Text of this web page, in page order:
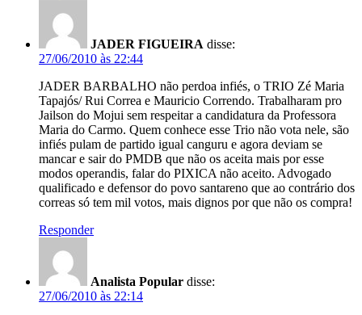
JADER FIGUEIRA disse:
27/06/2010 às 22:44
JADER BARBALHO não perdoa infiés, o TRIO Zé Maria
Tapajós/ Rui Correa e Mauricio Correndo. Trabalharam pro
Jailson do Mojui sem respeitar a candidatura da Professora
Maria do Carmo. Quem conhece esse Trio não vota nele, são
infiés pulam de partido igual canguru e agora deviam se
mancar e sair do PMDB que não os aceita mais por esse
modos operandis, falar do PIXICA não aceito. Advogado
qualificado e defensor do povo santareno que ao contrário dos
correas só tem mil votos, mais dignos por que não os compra!
Responder
Analista Popular disse:
27/06/2010 às 22:14